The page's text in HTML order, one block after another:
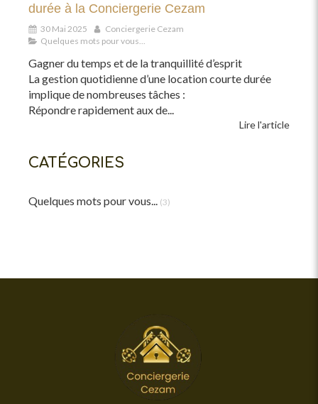
durée à la Conciergerie Cezam
30 Mai 2025
Conciergerie Cezam
Quelques mots pour vous...
Gagner du temps et de la tranquillité d’esprit
La gestion quotidienne d’une location courte durée
implique de nombreuses tâches :
Répondre rapidement aux de...
Lire l'article
CATÉGORIES
Quelques mots pour vous... (3)